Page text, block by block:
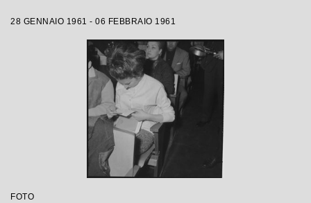
28 GENNAIO 1961 - 06 FEBBRAIO 1961
FOTO